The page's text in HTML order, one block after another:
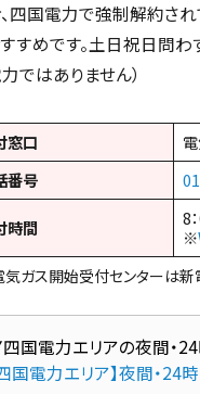
四国電力で強制解約さ
すめです。土日祝日問わ
ではありません）
窓口
番号
時間
8
※
ガス開始受付センターは新
四国電力エリア】夜間・